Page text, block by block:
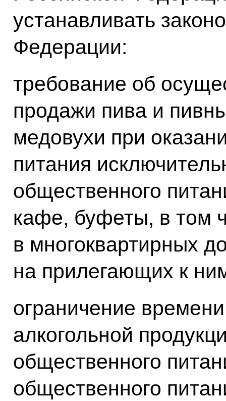
устанавливать
Федерации:
требование об
продажи пива и
медовухи при
питания
общественного
кафе, буфеты, в том
в многоквартирных
на прилегающих к
ограничение
алкогольной
общественного
общественного